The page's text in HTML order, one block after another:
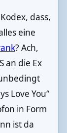
dass,
eine
? Ach,
an die Ex
Love You“
in Form
ist da